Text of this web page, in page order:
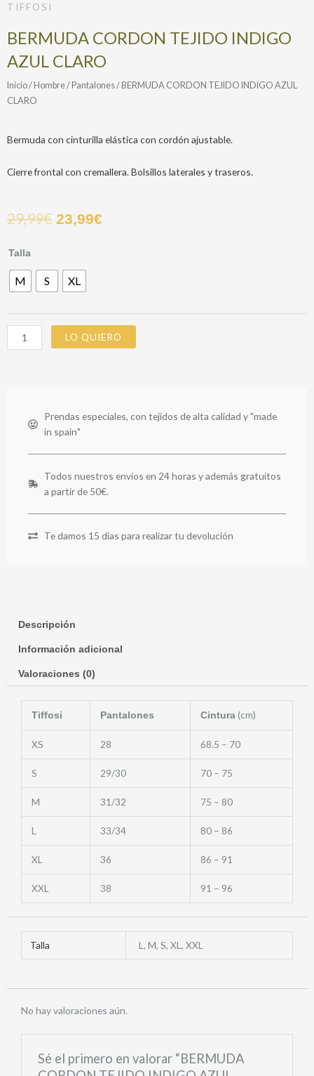
TIFFOSI
BERMUDA CORDON TEJIDO INDIGO
AZUL CLARO
Inicio/ Hombre/ Pantalones/ BERMUDA CORDON TEJIDO INDIGO AZUL
CLARO
Bermuda con cinturilla elástica con cordón ajustable.
Cierre frontal con cremallera. Bolsillos laterales y traseros.
29,99€ 23,99€
Talla
M S XL
BERMUDA
TEJIDO
AZUL
CLARO
cantidad
LO QUIERO
Prendas especiales, con tejidos de alta calidad y "made
in spain"
Todos nuestros envíos en 24 horas y además gratuitos
a partir de 50€.
Te damos 15 días para realizar tu devolución
Descripción
Información adicional
Valoraciones (0)
Tiffosi Pantalones Cintura(cm)
XS 28 68.5 – 70
S 29/30 70 – 75
M 31/32 75 – 80
L 33/34 80 – 86
XL 36 86 – 91
XXL 38 91 – 96
Talla L, M, S, XL, XXL
No hay valoraciones aún.
Sé el primero en valorar “BERMUDA